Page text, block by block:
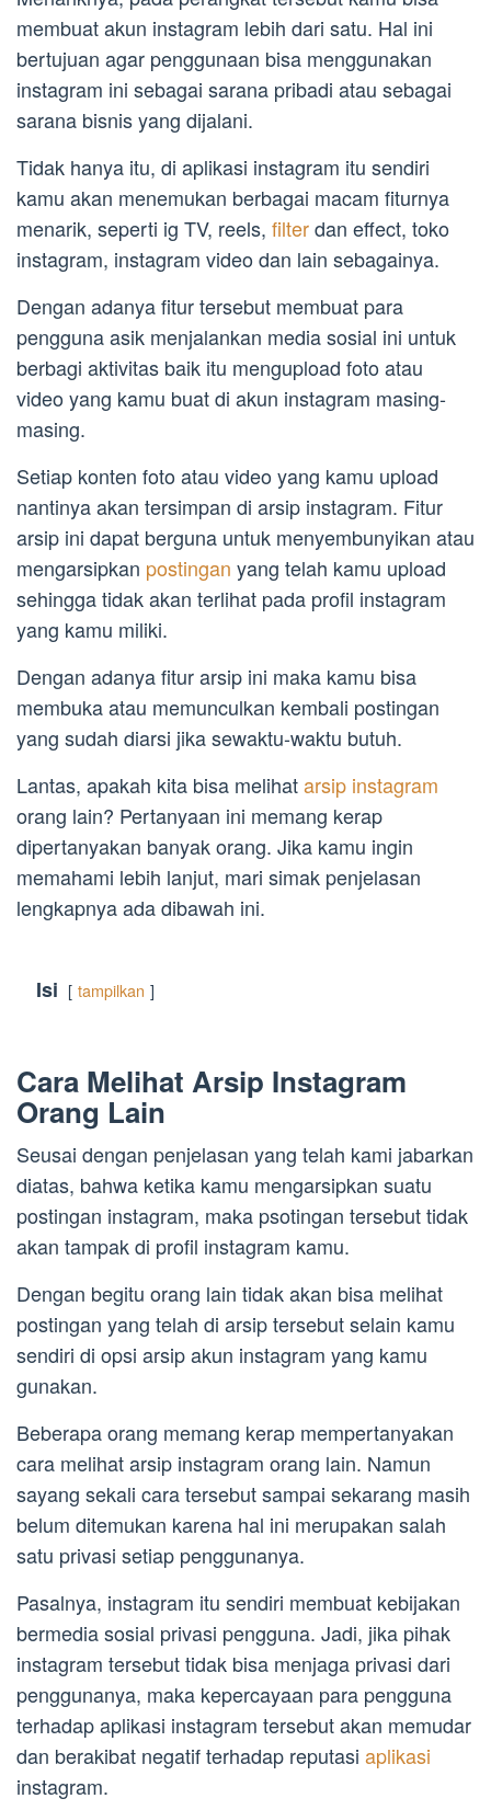
membuat akun instagram lebih dari satu. Hal ini
bertujuan agar penggunaan bisa menggunakan
instagram ini sebagai sarana pribadi atau sebagai
sarana bisnis yang dijalani.
Tidak hanya itu, di aplikasi instagram itu sendiri
kamu akan menemukan berbagai macam fiturnya
menarik, seperti ig TV, reels, filterdan effect, toko
instagram, instagram video dan lain sebagainya.
Dengan adanya fitur tersebut membuat para
pengguna asik menjalankan media sosial ini untuk
berbagi aktivitas baik itu mengupload foto atau
video yang kamu buat di akun instagram masing-
masing.
Setiap konten foto atau video yang kamu upload
nantinya akan tersimpan di arsip instagram. Fitur
arsip ini dapat berguna untuk menyembunyikan atau
mengarsipkan postingan yang telah kamu upload
sehingga tidak akan terlihat pada profil instagram
yang kamu miliki.
Dengan adanya fitur arsip ini maka kamu bisa
membuka atau memunculkan kembali postingan
yang sudah diarsi jika sewaktu-waktu butuh.
Lantas, apakah kita bisa melihatarsip instagram
orang lain? Pertanyaan ini memang kerap
dipertanyakan banyak orang. Jika kamu ingin
memahami lebih lanjut, mari simak penjelasan
lengkapnya ada dibawah ini.
Isi tampilkan
Cara Melihat Arsip Instagram
Orang Lain
Seusai dengan penjelasan yang telah kami jabarkan
diatas, bahwa ketika kamu mengarsipkan suatu
postingan instagram, maka psotingan tersebut tidak
akan tampak di profil instagram kamu.
Dengan begitu orang lain tidak akan bisa melihat
postingan yang telah di arsip tersebut selain kamu
sendiri di opsi arsip akun instagram yang kamu
gunakan.
Beberapa orang memang kerap mempertanyakan
cara melihat arsip instagram orang lain. Namun
sayang sekali cara tersebut sampai sekarang masih
belum ditemukan karena hal ini merupakan salah
satu privasi setiap penggunanya.
Pasalnya, instagram itu sendiri membuat kebijakan
bermedia sosial privasi pengguna. Jadi, jika pihak
instagram tersebut tidak bisa menjaga privasi dari
penggunanya, maka kepercayaan para pengguna
terhadap aplikasi instagram tersebut akan memudar
dan berakibat negatif terhadap reputasi aplikasi
instagram.